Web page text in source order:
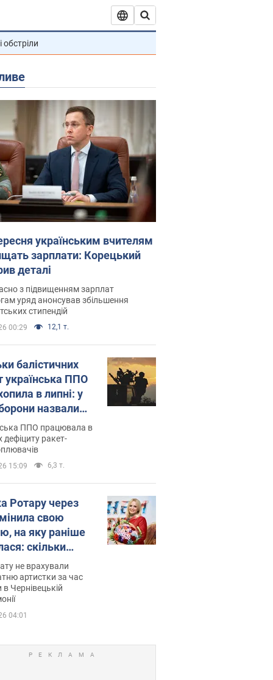
обстріли
українським вчителям
зарплати: Корецький
деталі
з підвищенням зарплат
уряд анонсував збільшення
стипендій
00:29 12,1 т.
балістичних
українська ППО
в липні: у
назвали
ППО працювала в
дефіциту ракет-
15:09 6,3 т.
Ротару через
свою
на яку раніше
скільки
співачка
не врахували
артистки за час
в Чернівецькій
04:01